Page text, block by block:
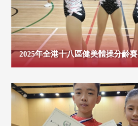
2025年全港十八區健美體操分齡賽